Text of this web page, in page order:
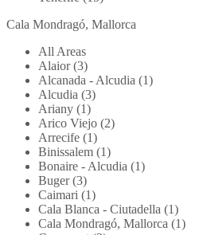
Cala Mondragó, Mallorca
All Areas
Alaior (3)
Alcanada - Alcudia (1)
Alcudia (3)
Ariany (1)
Arico Viejo (2)
Arrecife (1)
Binissalem (1)
Bonaire - Alcudia (1)
Buger (3)
Caimari (1)
Cala Blanca - Ciutadella (1)
Cala Mondragó, Mallorca (1)